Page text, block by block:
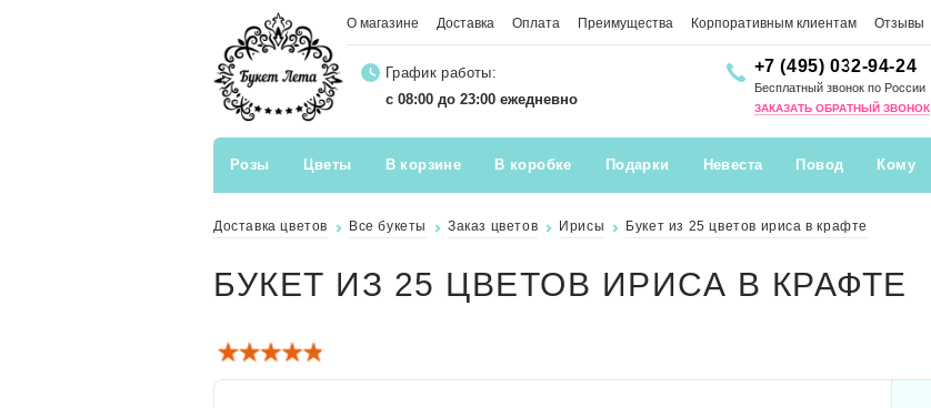
О магазине Доставка Оплата Преимущества Корпоративным клиентам Отзывы
График работы:
с 08:00 до 23:00 ежедневно
+7 (495) 032-94-24
Бесплатный звонок по России
ЗАКАЗАТЬ ОБРАТНЫЙ ЗВОНОК
Розы Цветы В корзине В коробке Подарки Невеста Повод Кому
Доставка цветов Все букеты Заказ цветов Ирисы Букет из 25 цветов ириса в крафте
БУКЕТ ИЗ 25 ЦВЕТОВ ИРИСА В КРАФТЕ